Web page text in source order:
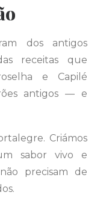
dos antigos
receitas que
e Capilé
antigos — e
Criámos
sabor vivo e
precisam de